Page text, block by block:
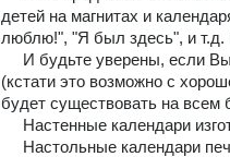
детей на магнитах и
люблю!", "Я был здесь", и
(кстати это возможно с
будет существовать на всем